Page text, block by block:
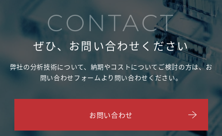
CONTACT
ぜひ、お問い合わせください
弊社の分析技術について、納期やコストについてご検討の方は、 お
問い合わせフォームより問い合わせください。
お問い合わせ